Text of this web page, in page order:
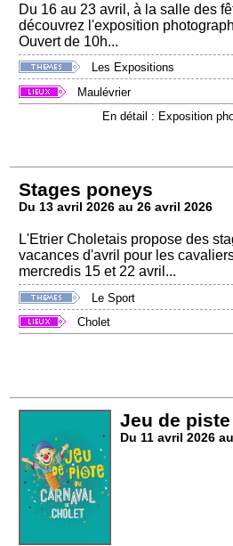
Du 16 au 23 avril, à la salle des
découvrez l'exposition
Ouvert de 10h...
Les Expositions
Maulévrier
En détail : Exposition
Stages poneys
Du 13 avril 2026 au 26 avril 2026
L'Etrier Choletais propose des
vacances d'avril pour les
mercredis 15 et 22 avril...
Le Sport
Cholet
Jeu de
Du 11 avril 2026